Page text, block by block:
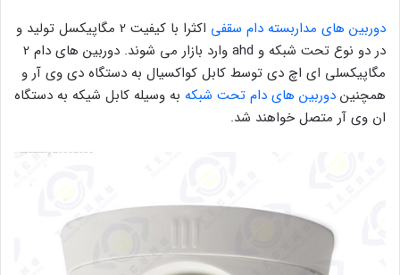
دوربین های مداربسته دام سقفی
اکثرا با کیفیت 2 مگاپیکسل تولید و
در دو نوع تحت شبکه و ahd وارد بازار می شوند. دوربین های دام 2
مگاپیکسلی ای اچ دی توسط کابل کواکسیال به دستگاه دی وی آر و
همچنین دوربین های دام تحت شبکه به وسیله کابل شیکه به دستگاه
ان وی آر متصل خواهند شد.